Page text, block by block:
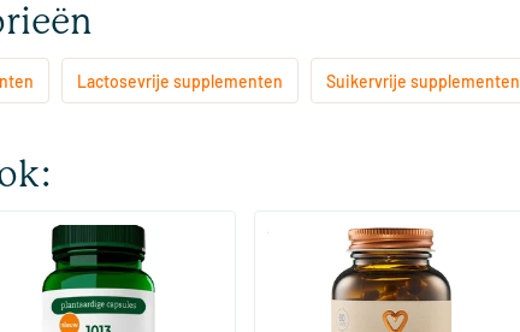
Lactosevrije supplementen Suikervrije supplementen
ADR Complex
60 softgels
(19)
Meno Formule (isoflavonen)
60 vegicaps